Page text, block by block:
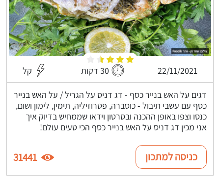
22/11/2021 30 דקות קל
דגים על האש בנייר כסף - דג דניס על הגריל / על האש בנייר
כסף עם עשבי תיבול - כוסברה, פטרוזיליה, תימין, לימון ושום,
כנסו וצפו באופן ההכנה ובסרטון וידאו שממחיש בדיוק איך
אני מכין דג דניס על האש בנייר כסף הכי טעים עולם!
כניסה למתכון 31441